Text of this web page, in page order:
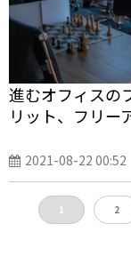
進むオフィスの
リット、フリー
2021-08-22 00:52
1 2